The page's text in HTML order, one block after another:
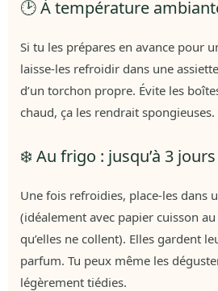
🕑 À température
Si tu les prépares en avance pour
laisse-les refroidir dans une
d’un torchon propre. Évite les
chaud, ça les rendrait spongieuses.
❄️ Au frigo : jusqu’à 3 jours
Une fois refroidies, place-les dans
(idéalement avec papier cuisson
qu’elles ne collent). Elles gardent
parfum. Tu peux même les
légèrement tiédies.